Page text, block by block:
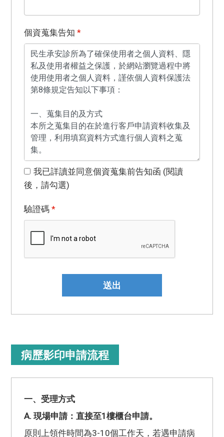
個資蒐集告知 *
我已詳讀並同意個資蒐集前告知函 (閱讀
後，請勾選)
驗證碼 *
送出
病歷影印申請流程
一、受理方式
A. 現場申請：直接至1樓櫃台申請。
原則上領件時間為3-10個工作天，若遇申請病